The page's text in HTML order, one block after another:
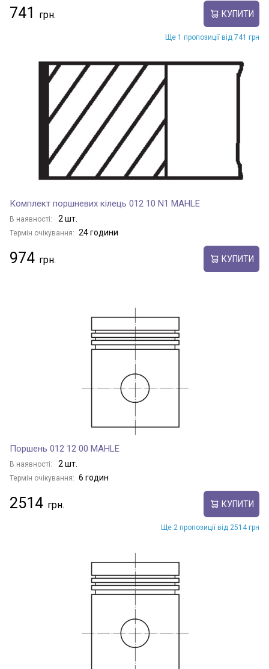
741 КУПИТИ
Ще 1 пропозиції від 741 грн
Комплект поршневих кілець 012 10 N1 MAHLE
В наявності: 2 шт.
Термін очікування: 24 години
974 КУПИТИ
Поршень 012 12 00 MAHLE
В наявності: 2 шт.
Термін очікування: 6 годин
2514 КУПИТИ
Ще 2 пропозиції від 2514 грн